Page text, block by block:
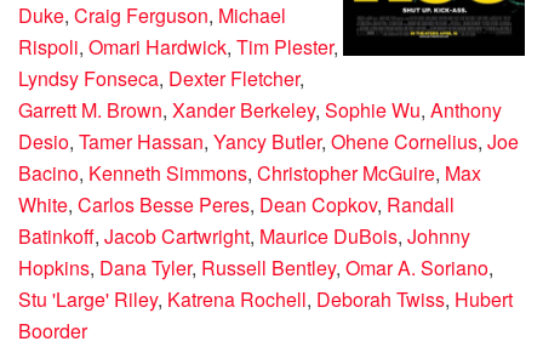
Duke, Craig Ferguson, Michael
Rispoli, Omari Hardwick, Tim Plester,
Lyndsy Fonseca, Dexter Fletcher,
Garrett M. Brown, Xander Berkeley, Sophie Wu, Anthony
Desio, Tamer Hassan, Yancy Butler, Ohene Cornelius, Joe
Bacino, Kenneth Simmons, Christopher McGuire, Max
White, Carlos Besse Peres, Dean Copkov, Randall
Batinkoff, Jacob Cartwright, Maurice DuBois, Johnny
Hopkins, Dana Tyler, Russell Bentley, Omar A. Soriano,
Stu 'Large' Riley, Katrena Rochell, Deborah Twiss, Hubert
Boorder